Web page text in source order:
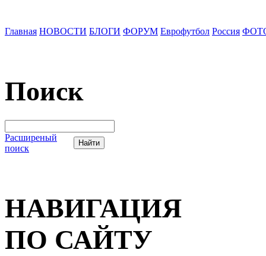
Главная НОВОСТИ БЛОГИ ФОРУМ Еврофутбол Россия
Поиск
Расширеный
поиск
НАВИГАЦИЯ
ПО САЙТУ